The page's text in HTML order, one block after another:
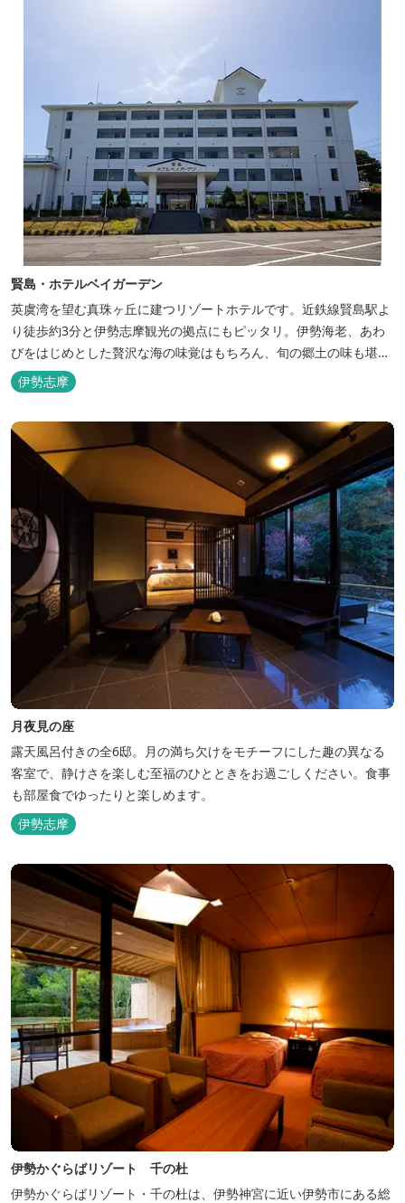
賢島・ホテルベイガーデン
英虞湾を望む真珠ヶ丘に建つリゾートホテルです。近鉄線賢島駅よ
り徒歩約3分と伊勢志摩観光の拠点にもピッタリ。伊勢海老、あわ
びをはじめとした贅沢な海の味覚はもちろん、旬の郷土の味も堪能
できます。
伊勢志摩
月夜見の座
露天風呂付きの全6邸。月の満ち欠けをモチーフにした趣の異なる
客室で、静けさを楽しむ至福のひとときをお過ごしください。食事
も部屋食でゆったりと楽しめます。
伊勢志摩
伊勢かぐらばリゾート 千の杜
伊勢かぐらばリゾート・千の杜は、伊勢神宮に近い伊勢市にある総